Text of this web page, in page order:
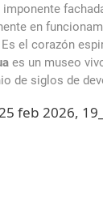
en
el corazón
es un museo
de siglos de